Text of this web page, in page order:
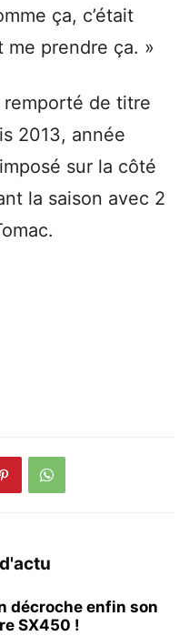
ça, c’était
me prendre ça. »
remporté de titre
2013, année
sur la côté
la saison avec 2
décroche enfin son
SX450 !